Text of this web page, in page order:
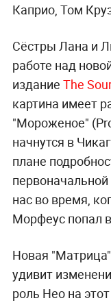
Каприо, Том
Сёстры Лана и
работе над
издание The
картина имеет
"Мороженое"
начнутся в
плане
нас во время,
Морфеус попал
Новая
удивит
роль Нео на